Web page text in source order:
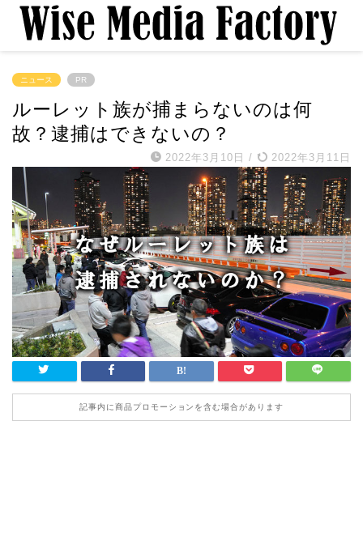
ニュース PR
ルーレット族が捕まらないのは何
故？逮捕はできないの？
2022年3月10日 / 2022年3月11日
記事内に商品プロモーションを含む場合があります